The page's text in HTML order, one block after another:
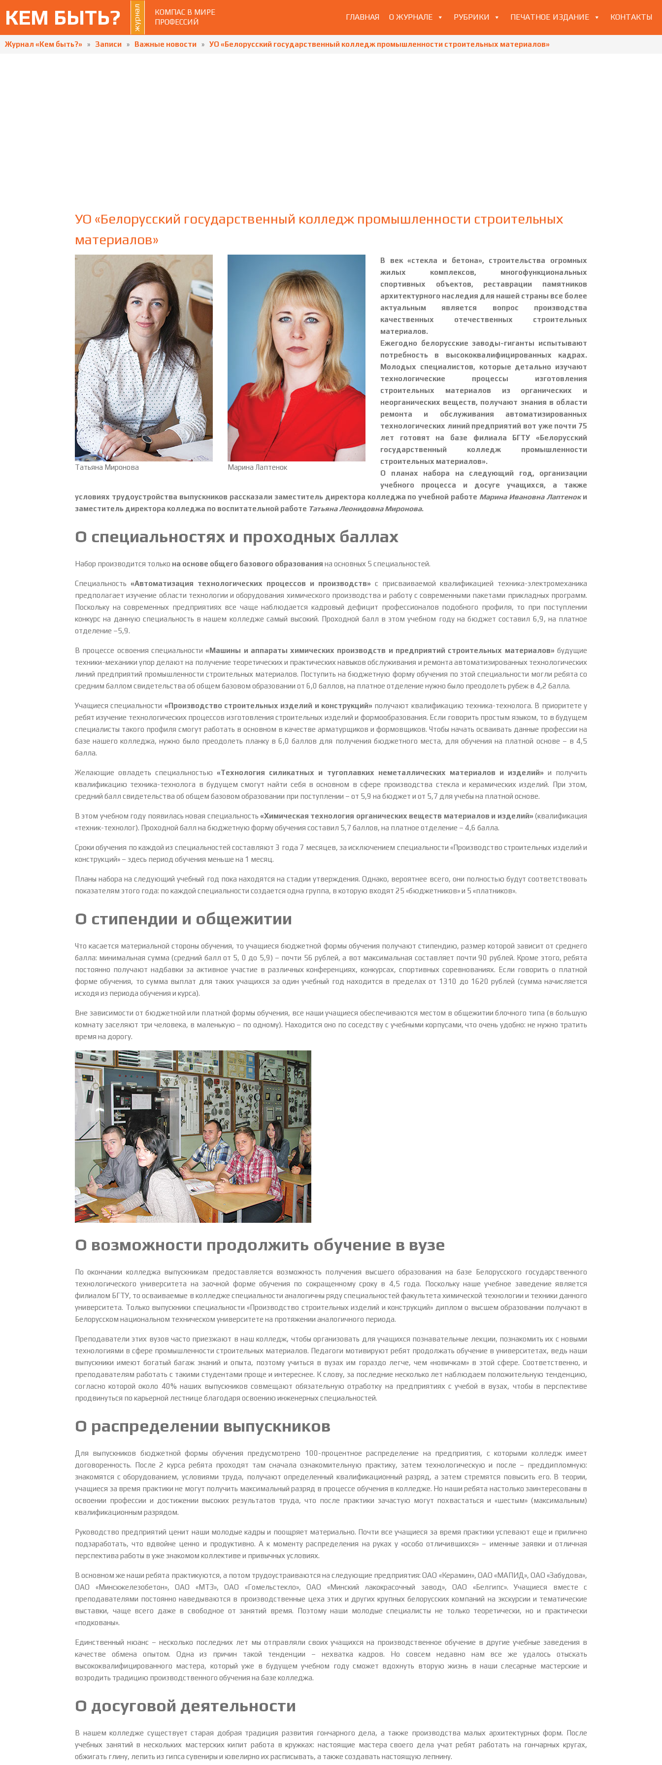
КЕМ БЫТЬ? журнал
КОМПАС В МИРЕ
ПРОФЕССИЙ
ГЛАВНАЯ О ЖУРНАЛЕ РУБРИКИ ПЕЧАТНОЕ ИЗДАНИЕ КОНТАКТЫ
Журнал «Кем быть?» » Записи » Важные новости » УО «Белорусский государственный колледж промышленности строительных материалов»
УО «Белорусский государственный колледж промышленности строительных
материалов»
Татьяна ­Миронова Марина Лаптенок
В век «стекла и бетона», строительства огромных
жилых комплексов, многофункциональных
спортивных объектов, реставрации памятников
архитектурного наследия для нашей страны все более
актуальным является вопрос производства
качественных отечественных строительных
материалов.
Ежегодно белорусские заводы-гиганты испытывают
потребность в высококвалифицированных кадрах.
Молодых специалистов, которые детально изучают
технологические процессы изготовления
строительных материалов из органических и
неорганических веществ, получают знания в области
ремонта и обслуживания автоматизированных
технологических линий предприятий вот уже почти 75
лет готовят на базе филиала БГТУ «Белорусский
государственный колледж промышленности
строительных материалов».
О планах набора на следующий год, организации
учебного процесса и досуге учащихся, а также
условиях трудоустройства выпускников рассказали заместитель директора колледжа по учебной работе Марина Ивановна Лаптеноки
заместитель директора колледжа по воспитательной работе Татьяна ­Леонидовна Миронова.
О специальностях и проходных баллах
Набор производится только на основе общего базового образования на основных 5 специальностей.
Специальность «Автоматизация технологических процессов и производств» с присваиваемой квалификацией техника-электромеханика
предполагает изучение области технологии и оборудования химического производства и работу с современными пакетами прикладных программ.
Поскольку на современных предприятиях все чаще наблюдается кадровый дефицит профессионалов подобного профиля, то при поступлении
конкурс на данную специальность в нашем колледже самый высокий. Проходной балл в этом учебном году на бюджет составил 6,9, на платное
отделение –5,9.
В процессе освоения специальности «Машины и аппараты химических производств и предприятий строительных материалов» будущие
техники-механики упор делают на получение теоретических и практических навыков обслуживания и ремонта автоматизированных технологических
линий предприятий промышленности строительных материалов. Поступить на бюджетную форму обучения по этой специальности могли ребята со
средним баллом свидетельства об общем базовом образовании от 6,0 баллов, на платное отделение нужно было преодолеть рубеж в 4,2 балла.
Учащиеся специальности «Производство строительных изделий и конструкций» получают квалификацию техника-технолога. В приоритете у
ребят изучение технологических процессов изготовления строительных изделий и формообразования. Если говорить простым языком, то в будущем
специалисты такого профиля смогут работать в основном в качестве арматурщиков и формовщиков. Чтобы начать осваивать данные профессии на
базе нашего колледжа, нужно было преодолеть планку в 6,0 баллов для получения бюджетного места, для обучения на платной основе – в 4,5
балла.
Желающие овладеть специальностью «Технология силикатных и тугоплавких неметаллических материалов и изделий» и получить
квалификацию техника-технолога в будущем смогут найти себя в основном в сфере производства стекла и керамических изделий. При этом,
средний балл свидетельства об общем базовом образовании при поступлении – от 5,9 на бюджет и от 5,7 для учебы на платной основе.
В этом учебном году появилась новая специальность «Химическая технология органических веществ материалов и изделий» (квалификация
«техник-технолог). Проходной балл на бюджетную форму обучения составил 5,7 баллов, на платное отделение – 4,6 балла.
Сроки обучения по каждой из специальностей составляют 3 года 7 месяцев, за исключением специальности «Производство строительных изделий и
конструкций» – здесь период обучения меньше на 1 месяц.
Планы набора на следующий учебный год пока находятся на стадии утверждения. Однако, вероятнее всего, они полностью будут соответствовать
показателям этого года: по каждой специальности создается одна группа, в которую входят 25 «бюджетников» и 5 «платников».
О стипендии и общежитии
Что касается материальной стороны обучения, то учащиеся бюджетной формы обучения получают стипендию, размер которой зависит от среднего
балла: минимальная сумма (средний балл от 5, 0 до 5,9) – почти 56 рублей, а вот максимальная составляет почти 90 рублей. Кроме этого, ребята
постоянно получают надбавки за активное участие в различных конференциях, конкурсах, спортивных соревнованиях. Если говорить о платной
форме обучения, то сумма выплат для таких учащихся за один учебный год находится в пределах от 1310 до 1620 рублей (сумма начисляется
исходя из периода обучения и курса).
Вне зависимости от бюджетной или платной формы обучения, все наши учащиеся обеспечиваются местом в общежитии блочного типа (в большую
комнату заселяют три человека, в маленькую – по одному). Находится оно по соседству с учебными корпусами, что очень удобно: не нужно тратить
время на дорогу.
О возможности продолжить обучение в вузе
По окончании колледжа выпускникам предоставляется возможность получения высшего образования на базе Белорусского государственного
технологического университета на заочной форме обучения по сокращенному сроку в 4,5 года. Поскольку наше учебное заведение является
филиалом БГТУ, то осваиваемые в колледже специальности аналогичны ряду специальностей факультета химической технологии и техники данного
университета. Только выпускники специальности «Производство строительных изделий и конструкций» диплом о высшем образовании получают в
Белорусском национальном техническом университете на протяжении аналогичного периода.
Преподаватели этих вузов часто приезжают в наш колледж, чтобы организовать для учащихся познавательные лекции, познакомить их с новыми
технологиями в сфере промышленности строительных материалов. Педагоги мотивируют ребят продолжать обучение в университетах, ведь наши
выпускники имеют богатый багаж знаний и опыта, поэтому учиться в вузах им гораздо легче, чем «новичкам» в этой сфере. Соответственно, и
преподавателям работать с такими студентами проще и интереснее. К слову, за последние несколько лет наблюдаем положительную тенденцию,
согласно которой около 40% наших выпускников совмещают обязательную отработку на предприятиях с учебой в вузах, чтобы в перспективе
продвинуться по карьерной лестнице благодаря освоению инженерных специальностей.
О распределении выпускников
Для выпускников бюджетной формы обучения предусмотрено 100-процентное распределение на предприятия, с которыми колледж имеет
договоренность. После 2 курса ребята проходят там сначала ознакомительную практику, затем технологическую и после – преддипломную:
знакомятся с оборудованием, условиями труда, получают определенный квалификационный разряд, а затем стремятся повысить его. В теории,
учащиеся за время практики не могут получить максимальный разряд в процессе обучения в колледже. Но наши ребята настолько заинтересованы в
освоении профессии и достижении высоких результатов труда, что после практики зачастую могут похвастаться и «шестым» (максимальным)
квалификационным разрядом.
Руководство предприятий ценит наши молодые кадры и поощряет материально. Почти все учащиеся за время практики успевают еще и прилично
подзаработать, что вдвойне ценно и продуктивно. А к моменту распределения на руках у «особо отличившихся» – именные заявки и отличная
перспектива работы в уже знакомом коллективе и привычных условиях.
В основном же наши ребята практикуются, а потом трудоустраиваются на следующие предприятия: ОАО «Керамин», ОАО «МАПИД», ОАО «Забудова»,
ОАО «Минскжелезобетон», ОАО «МТЗ», ОАО «­Гомельстекло», ОАО «­Минский лакокрасочный завод», ОАО «­Белгипс». Учащиеся вместе с
преподавателями постоянно наведываются в производственные цеха этих и других крупных белорусских компаний на экскурсии и тематические
выставки, чаще всего даже в свободное от занятий время. Поэтому наши молодые специалисты не только теоретически, но и практически
«подкованы».
Единственный нюанс – несколько последних лет мы отправляли своих учащихся на производственное обу­чение в другие учебные заведения в
качестве обмена опытом. Одна из причин такой тенденции – нехватка кадров. Но совсем недавно нам все же удалось отыскать
высококвалифицированного мастера, который уже в будущем учебном году сможет вдохнуть вторую жизнь в наши слесарные мастерские и
возродить традицию производственного обучения на базе колледжа.
О досуговой деятельности
В нашем колледже существует старая добрая традиция развития гончарного дела, а также производства малых архитектурных форм. После
учебных занятий в нескольких мастерских кипит работа в кружках: настоящие мастера своего дела учат ребят работать на гончарных кругах,
обжигать глину, лепить из гипса сувениры и ювелирно их расписывать, а также создавать настоящую лепнину.